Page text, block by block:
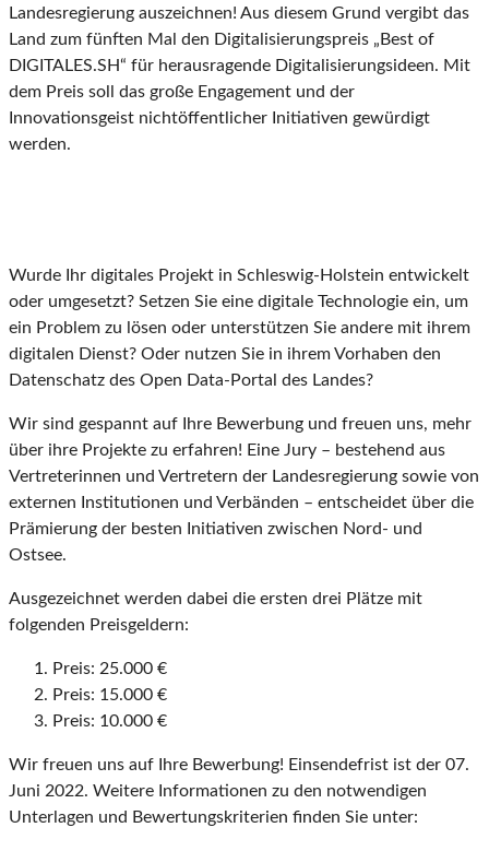
Landesregierung auszeichnen! Aus diesem Grund vergibt das
Land zum fünften Mal den Digitalisierungspreis „Best of
DIGITALES.SH“ für herausragende Digitalisierungsideen. Mit
dem Preis soll das große Engagement und der
Innovationsgeist nichtöffentlicher Initiativen gewürdigt
werden.
Wurde Ihr digitales Projekt in Schleswig-Holstein entwickelt
oder umgesetzt? Setzen Sie eine digitale Technologie ein, um
ein Problem zu lösen oder unterstützen Sie andere mit ihrem
digitalen Dienst? Oder nutzen Sie in ihrem Vorhaben den
Datenschatz des Open Data-Portal des Landes?
Wir sind gespannt auf Ihre Bewerbung und freuen uns, mehr
über ihre Projekte zu erfahren! Eine Jury – bestehend aus
Vertreterinnen und Vertretern der Landesregierung sowie von
externen Institutionen und Verbänden – entscheidet über die
Prämierung der besten Initiativen zwischen Nord- und
Ostsee.
Ausgezeichnet werden dabei die ersten drei Plätze mit
folgenden Preisgeldern:
Preis: 25.000 €
Preis: 15.000 €
Preis: 10.000 €
Wir freuen uns auf Ihre Bewerbung! Einsendefrist ist der 07.
Juni 2022. Weitere Informationen zu den notwendigen
Unterlagen und Bewertungskriterien finden Sie unter: